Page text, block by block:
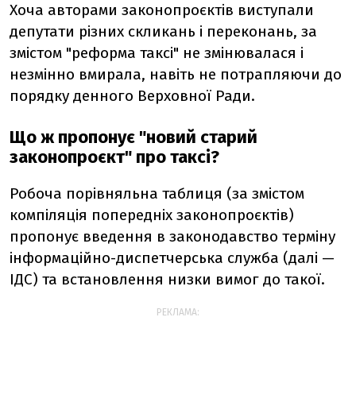
Хоча авторами законопроєктів виступали
депутати різних скликань і переконань, за
змістом "реформа таксі" не змінювалася і
незмінно вмирала, навіть не потрапляючи до
порядку денного Верховної Ради.
Що ж пропонує "новий старий
законопроєкт" про таксі?
Робоча порівняльна таблиця (за змістом
компіляція попередніх законопроєктів)
пропонує введення в законодавство терміну
інформаційно-диспетчерська служба (далі —
ІДС) та встановлення низки вимог до такої.
РЕКЛАМА: